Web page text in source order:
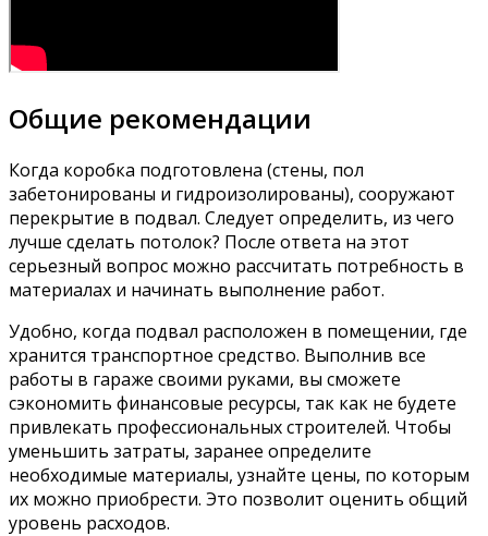
Общие рекомендации
Когда коробка подготовлена (стены, пол
забетонированы и гидроизолированы), сооружают
перекрытие в подвал. Следует определить, из чего
лучше сделать потолок? После ответа на этот
серьезный вопрос можно рассчитать потребность в
материалах и начинать выполнение работ.
Удобно, когда подвал расположен в помещении, где
хранится транспортное средство. Выполнив все
работы в гараже своими руками, вы сможете
сэкономить финансовые ресурсы, так как не будете
привлекать профессиональных строителей. Чтобы
уменьшить затраты, заранее определите
необходимые материалы, узнайте цены, по которым
их можно приобрести. Это позволит оценить общий
уровень расходов.